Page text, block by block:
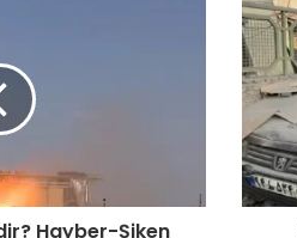
Hayber-Şiken